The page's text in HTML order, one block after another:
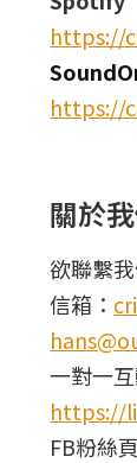
https://
https://
關於
欲聯繫
信箱：
一對一
https://
FB粉絲